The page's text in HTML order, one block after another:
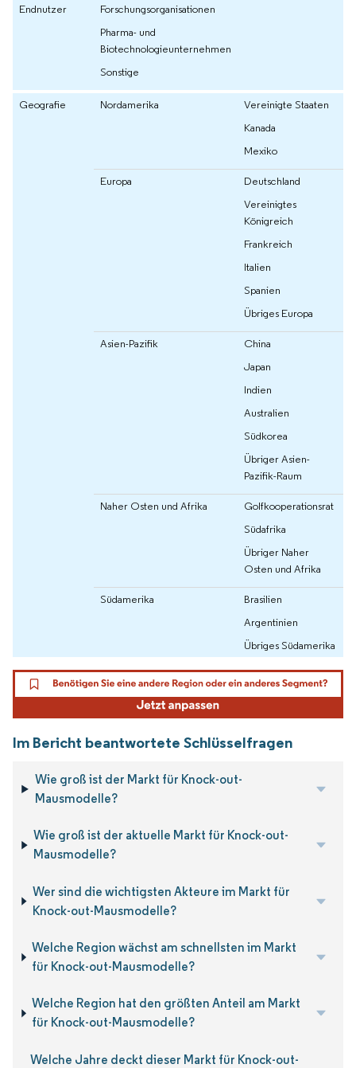
Endnutzer
Forschungsorganisationen
Pharma- und
Biotechnologieunternehmen
Sonstige
Geografie Nordamerika
Vereinigte Staaten
Kanada
Mexiko
Europa
Deutschland
Vereinigtes
Königreich
Frankreich
Italien
Spanien
Übriges Europa
Asien-Pazifik
China
Japan
Indien
Australien
Südkorea
Übriger Asien-
Pazifik-Raum
Naher Osten und Afrika
Golfkooperationsrat
Südafrika
Übriger Naher
Osten und Afrika
Südamerika
Brasilien
Argentinien
Übriges Südamerika
Im Bericht beantwortete Schlüsselfragen
Wie groß ist der Markt für Knock-out-
Mausmodelle?
Wie groß ist der aktuelle Markt für Knock-out-
Mausmodelle?
Wer sind die wichtigsten Akteure im Markt für
Knock-out-Mausmodelle?
Welche Region wächst am schnellsten im Markt
für Knock-out-Mausmodelle?
Welche Region hat den größten Anteil am Markt
für Knock-out-Mausmodelle?
Welche Jahre deckt dieser Markt für Knock-out-